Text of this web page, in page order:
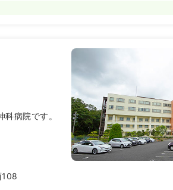
病院です。
108